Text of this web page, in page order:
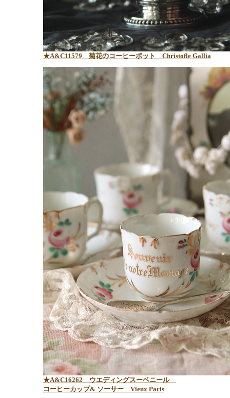
★A&C11579 菊花のコーヒーポット Christofle Gallia
★A&C16262 ウエディングスーベニール
コーヒーカップ& ソーサー Vieux Paris